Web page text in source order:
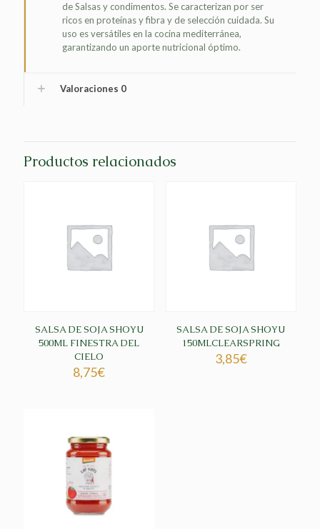
de Salsas y condimentos. Se caracterizan por ser
ricos en proteínas y fibra y de selección cuidada. Su
uso es versátiles en la cocina mediterránea,
garantizando un aporte nutricional óptimo.
Valoraciones 0
Productos relacionados
SALSA DE SOJA SHOYU
500ML FINESTRA DEL
CIELO
8,75€
SALSA DE SOJA SHOYU
150MLCLEARSPRING
3,85€